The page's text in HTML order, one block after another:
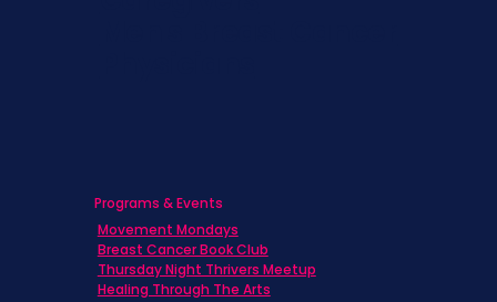
Programs & Events
Movement Mondays
Breast Cancer Book Club
Thursday Night Thrivers Meetup
Healing Through The Arts